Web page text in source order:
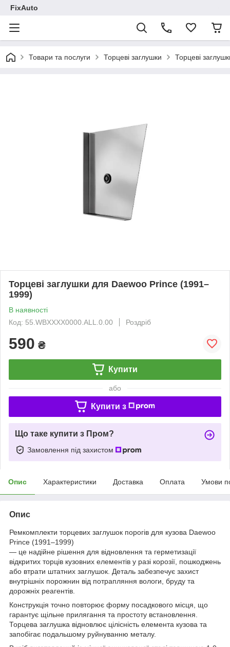
FixAuto
Товари та послуги Торцеві заглушки Торцеві
Торцеві заглушки для Daewoo Prince (1991–
1999)
В наявності
Код: 55.WBXXXX0000.ALL.0.00
Роздріб
590 ₴
Купити
або
Купити з
Що таке купити з Пром?
Замовлення під захистом
Опис Характеристики Доставка Оплата Умови
Опис
Ремкомплекти торцевих заглушок порогів для кузова Daewoo
Prince (1991–1999)
— це надійне рішення для відновлення та герметизації
відкритих торців кузовних елементів у разі корозії, пошкоджень
або втрати штатних заглушок. Деталь забезпечує захист
внутрішніх порожнин від потрапляння вологи, бруду та
дорожніх реагентів.
Конструкція точно повторює форму посадкового місця, що
гарантує щільне прилягання та простоту встановлення.
Торцева заглушка відновлює цілісність елемента кузова та
запобігає подальшому руйнуванню металу.